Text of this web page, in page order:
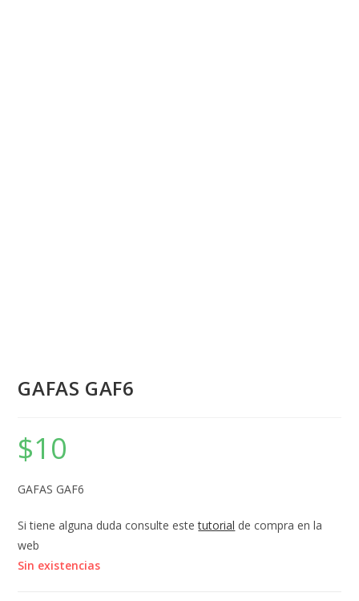
GAFAS GAF6
$10
GAFAS GAF6
Si tiene alguna duda consulte estetutorial de compra en la
web
Sin existencias